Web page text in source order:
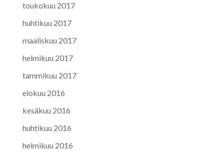
toukokuu 2017
huhtikuu 2017
maaliskuu 2017
helmikuu 2017
tammikuu 2017
elokuu 2016
kesäkuu 2016
huhtikuu 2016
helmikuu 2016